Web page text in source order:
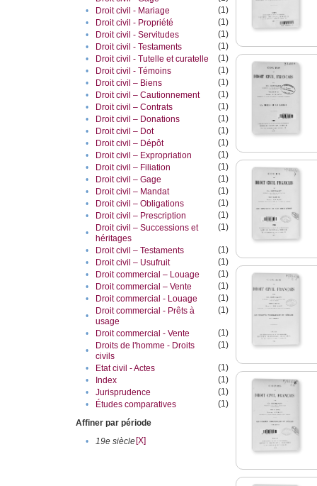
•
Droit civil - Mariage
(1)
•
Droit civil - Propriété
(1)
•
Droit civil - Servitudes
(1)
•
Droit civil - Testaments
(1)
•
Droit civil - Tutelle et curatelle
(1)
•
Droit civil - Témoins
(1)
•
Droit civil – Biens
(1)
•
Droit civil – Cautionnement
(1)
•
Droit civil – Contrats
(1)
•
Droit civil – Donations
(1)
•
Droit civil – Dot
(1)
•
Droit civil – Dépôt
(1)
•
Droit civil – Expropriation
(1)
•
Droit civil – Filiation
(1)
•
Droit civil – Gage
(1)
•
Droit civil – Mandat
(1)
•
Droit civil – Obligations
(1)
•
Droit civil – Prescription
(1)
•
Droit civil – Successions et
héritages
(1)
• Droit civil – Testaments
(1)
•
Droit civil – Usufruit
(1)
•
Droit commercial – Louage
(1)
•
Droit commercial – Vente
(1)
•
Droit commercial - Louage
(1)
•
Droit commercial - Prêts à
usage
(1)
• Droit commercial - Vente
(1)
•
Droits de l'homme - Droits
civils
(1)
• Etat civil - Actes
(1)
•
Index
(1)
•
Jurisprudence
(1)
•
Études comparatives
(1)
Affiner par période
•
19e siècle[X]